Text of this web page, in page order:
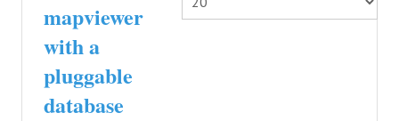
mapviewer
with a
pluggable
database